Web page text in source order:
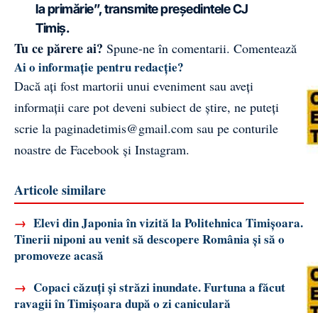
la primărie”, transmite președintele CJ
Timiș.
Tu ce părere ai? Spune-ne în comentarii. Comentează
Ai o informație pentru redacție?
Dacă ați fost martorii unui eveniment sau aveți
informații care pot deveni subiect de știre, ne puteți
scrie la paginadetimis@gmail.com sau pe conturile
noastre de Facebook și Instagram.
Articole similare
→ Elevi din Japonia în vizită la Politehnica Timișoara.
Tinerii niponi au venit să descopere România și să o
promoveze acasă
→ Copaci căzuți și străzi inundate. Furtuna a făcut
ravagii în Timișoara după o zi caniculară